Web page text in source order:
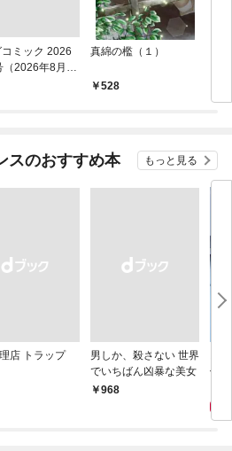
コミック 2026
2026年8月7
真綿の檻（１）
528
スのおすすめ本 もっと見る
店 トラップ
男しか、殺さない 世界
でいちばん凶暴な美女
￥968
件